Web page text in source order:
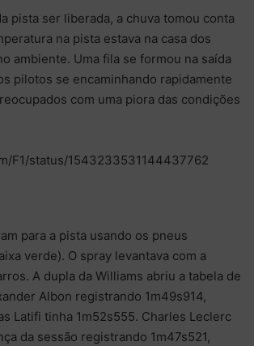
pista ser liberada, a chuva tomou conta
na pista estava na casa dos
ambiente. Uma fila se formou na saída
pilotos se encaminhando rapidamente
com uma piora das condições
F1/status/1543233531144437762
para a pista usando os pneus
verde). O spray levantava com a
A dupla da Williams abriu a tabela de
Albon registrando 1m49s914,
Latifi tinha 1m52s555. Charles Leclerc
da sessão registrando 1m47s521,